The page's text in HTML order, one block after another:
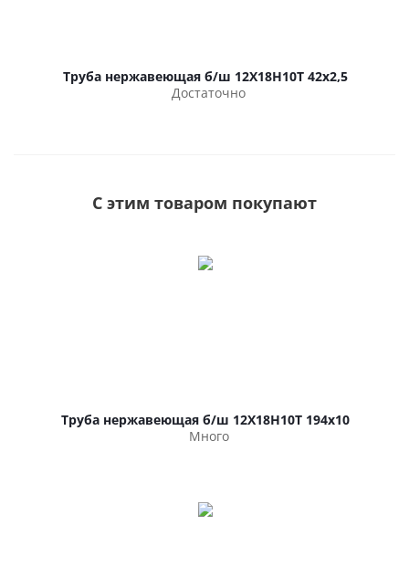
Труба нержавеющая б/ш 12Х18Н10Т 42х2,5
Достаточно
С этим товаром покупают
Труба нержавеющая б/ш 12Х18Н10Т 194х10
Много